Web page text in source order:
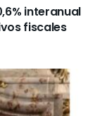
interanual
fiscales